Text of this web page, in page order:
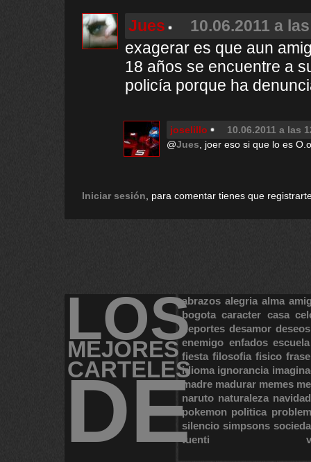
Jues
10.06.2011 a
exagerar es que aun
18 años se encuentre a
policía porque ha
joselillo
10.06.2011 a las
@Jues , joer eso si que lo es O.o
Iniciar sesión , para comentar tienes que
LOS
MEJORES
CARTELES
DE
abrazos alegria alma
bogota caracter casa
deportes desamor deseos
enemigo enfados escuela
fiesta filosofia fisico
idioma ignorancia
madre madurar memes
naruto naturaleza navidad
pokemon politica
silencio simpsons
tuenti